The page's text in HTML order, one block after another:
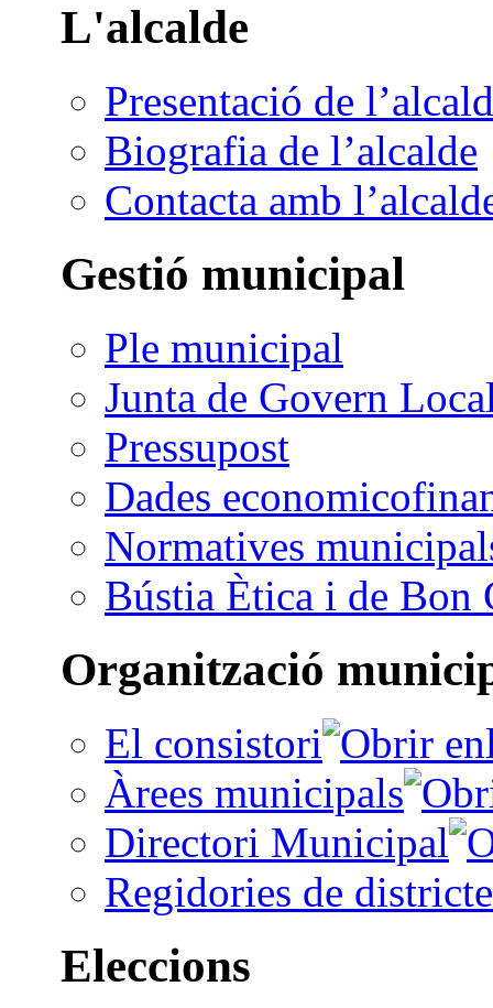
L'alcalde
Presentació de
Biografia de l’alcalde
Contacta amb
Gestió municipal
Ple municipal
Junta de Govern
Pressupost
Dades
Normatives
Bústia Ètica i de Bon
Organització
El consistori
Àrees municipals
Directori Municipal
Regidories de districte
Eleccions